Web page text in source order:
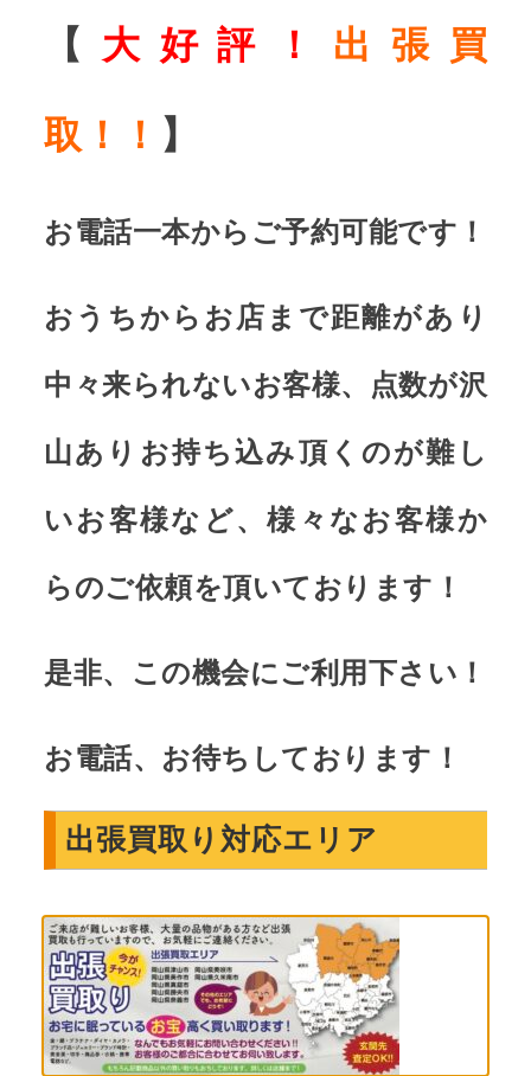
【 大好評！ 出張買
取！！ 】
お電話一本からご予約可能です！
おうちからお店まで距離があり
中々来られないお客様、点数が沢
山ありお持ち込み頂くのが難し
いお客様など、様々なお客様か
らのご依頼を頂いております！
是非、この機会にご利用下さい！
お電話、お待ちしております！
出張買取り対応エリア